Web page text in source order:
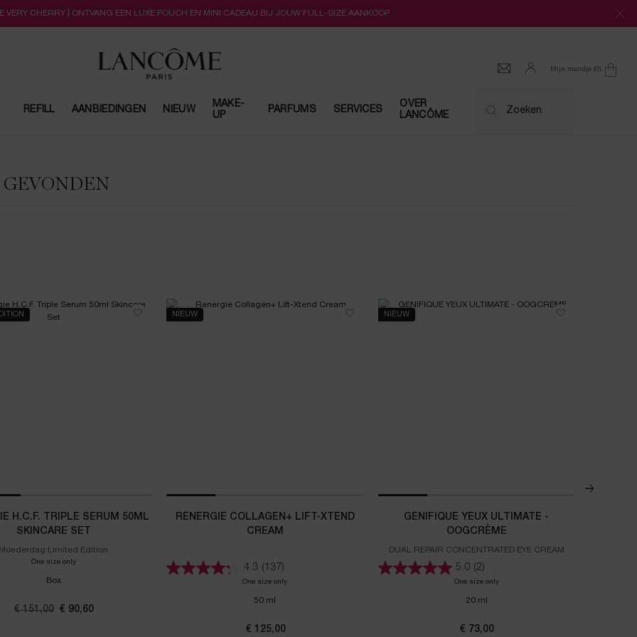
VERY CHERRY | ONTVANG EEN LUXE POUCH EN MINI CADEAU BIJ JOUW FULL-SIZE AANKOOP
Mijn mandje 0
0 product
REFILL AANBIEDINGEN NIEUW
MAKE-
UP
PARFUMS SERVICES
OVER
LANCÔME
Zoeken
H.C.F. TRIPLE SERUM 50ML
SKINCARE SET
Moederdag Limited Edition
One size onlyfor Rénergie H.C.F. Triple Serum 50ml Skincare Set
Box
Oude prijs
€ 151,00 Nieuwe prijs
€ 90,60
NIEUW
RÉNERGIE COLLAGEN+ LIFT-XTEND
CREAM
4.3 (137)
One size only
50 ml
€ 125,00
NIEUW
GÉNIFIQUE YEUX ULTIMATE -
OOGCRÈME
DUAL REPAIR CONCENTRATED EYE CREAM
5.0 (2)
One size onlyfor GÉNIFIQUE YEUX ULTIMATE -
20 ml
€ 73,00